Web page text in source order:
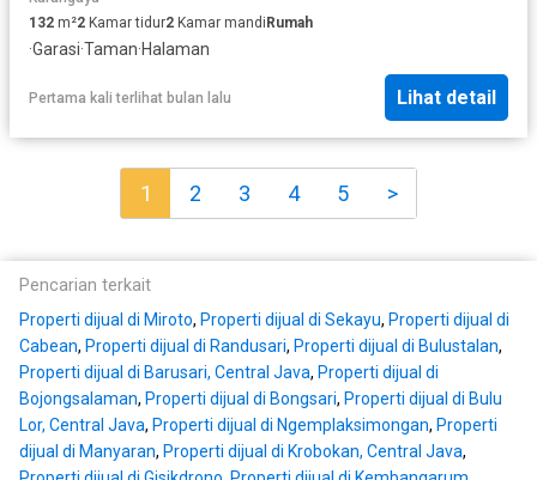
132 m²2 Kamar tidur2 Kamar mandiRumah
·Garasi·Taman·Halaman
Pertama kali terlihat bulan lalu Lihat detail
1 2 3 4 5 >
Pencarian terkait
Properti dijual di Miroto, Properti dijual di Sekayu, Properti dijual di
Cabean, Properti dijual di Randusari, Properti dijual di Bulustalan,
Properti dijual di Barusari, Central Java, Properti dijual di
Bojongsalaman, Properti dijual di Bongsari, Properti dijual di Bulu
Lor, Central Java, Properti dijual di Ngemplaksimongan, Properti
dijual di Manyaran, Properti dijual di Krobokan, Central Java,